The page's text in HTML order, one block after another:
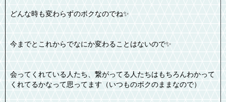
どんな時も変わらずのボクなのでね✨️
今までとこれからでなにか変わることはないので✨️
会ってくれている人たち、繋がってる人たちはもちろんわかって
くれてるかなって思ってます（いつものボクのままなので）